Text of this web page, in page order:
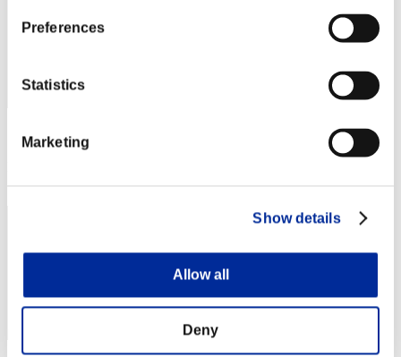
Preferences
Statistics
Marketing
Show details
Allow all
Deny
スコア: -
24